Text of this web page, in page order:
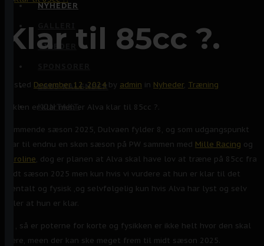
NYHEDER
VIDEOER
LØBS KALENDER
KONTAKT
Klar til 85cc ?.
Posted December 12, 2024 by admin in Nyheder, Træning
Cyklen er klar men er Alva klar til 85cc ?.
Kommende sæson 2025, Dulvaen fylder 8, og som udgangspunkt
klar til endnu en skøn sæson på PW sammen med Mille Racing og
Caroline , dog er planen at Alva skal have lov at træne på 85cc fra
midt sæson 2025 men kun hvis vi vurdere at hun er klar til det
mentalt og fysisk ,og selvfølgelig kun hvis Alva har lyst og selv
føler at hun er klar.
Pt , så er poterne for korte og fysikken er ikke helt hvor den skal
være, meen der kan ske meget frem til midt sæson 2025.